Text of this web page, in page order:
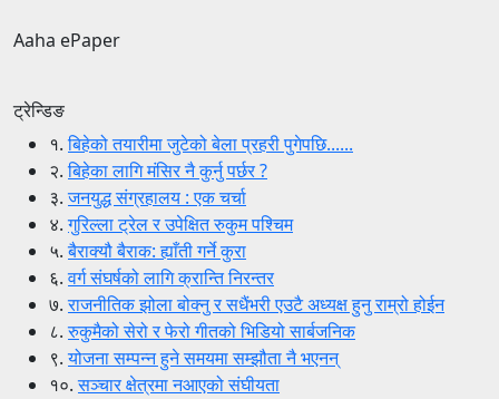
Aaha ePaper
ट्रेन्डिङ
१.बिहेको तयारीमा जुटेको बेला प्रहरी पुगेपछि......
२.बिहेका लागि मंसिर नै कुर्नु पर्छर ?
३.जनयुद्ध संग्रहालय : एक चर्चा
४.गुरिल्ला ट्रेल र उपेक्षित रुकुम पश्चिम
५.बैराक्यौ बैराक: ह्याँती गर्ने कुरा
६.वर्ग संघर्षको लागि क्रान्ति निरन्तर
७.राजनीतिक झोला बोक्नु र सधैंभरी एउटै अध्यक्ष हुनु राम्रो होईन
८.रुकुमैको सेरो र फेरो गीतको भिडियो सार्बजनिक
९.योजना सम्पन्न हुने समयमा सम्झौता नै भएनन्
१०.सञ्चार क्षेत्रमा नआएको संघीयता